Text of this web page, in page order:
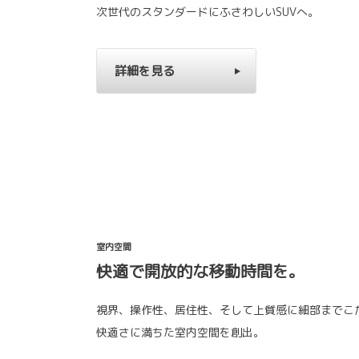
次世代のスタンダードにふさわしいSUVへ。
詳細を見る
室内空間
快適で開放的な移動時間を。
視界、操作性、居住性、そして上質感に細部までこ
快適さに満ちた室内空間を創出。